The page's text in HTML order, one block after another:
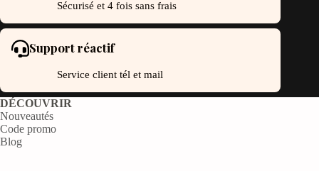
Sécurisé et 4 fois sans frais
Support réactif
Service client tél et mail
DÉCOUVRIR
Nouveautés
Code promo
Blog